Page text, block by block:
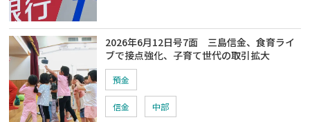
2026年6月12日号7面 三島信金、食育ライ
ブで接点強化、子育て世代の取引拡大
預金
信金 中部